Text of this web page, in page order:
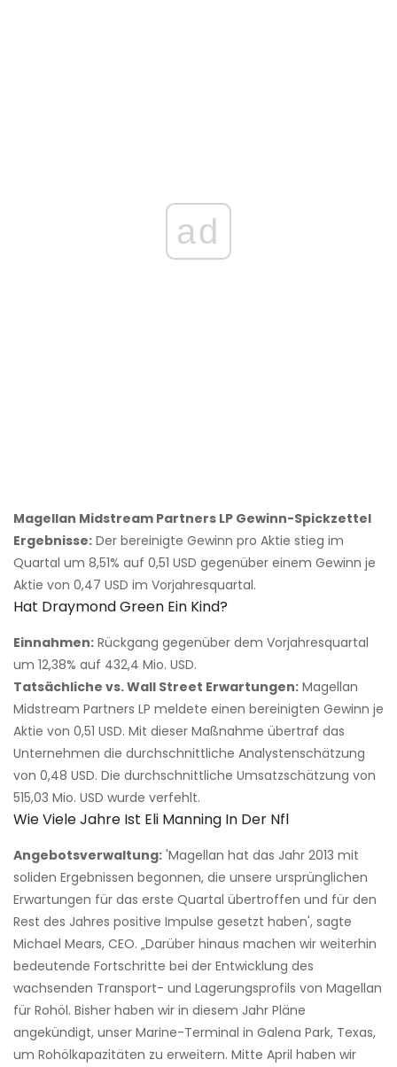
ad
Magellan Midstream Partners LP Gewinn-Spickzettel
Ergebnisse: Der bereinigte Gewinn pro Aktie stieg im
Quartal um 8,51% auf 0,51 USD gegenüber einem Gewinn je
Aktie von 0,47 USD im Vorjahresquartal.
Hat Draymond Green Ein Kind?
Einnahmen: Rückgang gegenüber dem Vorjahresquartal
um 12,38% auf 432,4 Mio. USD.
Tatsächliche vs. Wall Street Erwartungen: Magellan
Midstream Partners LP meldete einen bereinigten Gewinn je
Aktie von 0,51 USD. Mit dieser Maßnahme übertraf das
Unternehmen die durchschnittliche Analystenschätzung
von 0,48 USD. Die durchschnittliche Umsatzschätzung von
515,03 Mio. USD wurde verfehlt.
Wie Viele Jahre Ist Eli Manning In Der Nfl
Angebotsverwaltung: 'Magellan hat das Jahr 2013 mit
soliden Ergebnissen begonnen, die unsere ursprünglichen
Erwartungen für das erste Quartal übertroffen und für den
Rest des Jahres positive Impulse gesetzt haben', sagte
Michael Mears, CEO. „Darüber hinaus machen wir weiterhin
bedeutende Fortschritte bei der Entwicklung des
wachsenden Transport- und Lagerungsprofils von Magellan
für Rohöl. Bisher haben wir in diesem Jahr Pläne
angekündigt, unser Marine-Terminal in Galena Park, Texas,
um Rohölkapazitäten zu erweitern. Mitte April haben wir